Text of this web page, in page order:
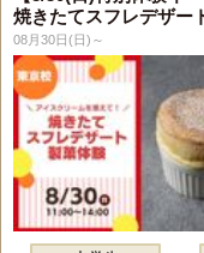
焼きたてスフレデザー
08月30日(日)～